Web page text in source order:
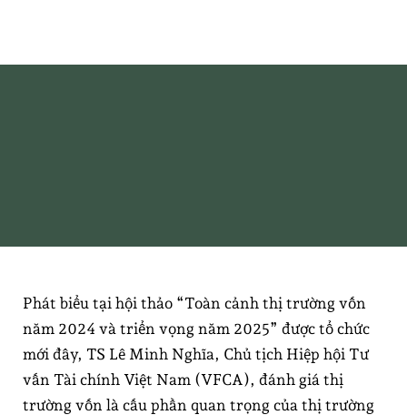
hòa, bền vững
Phát biểu tại hội thảo “Toàn cảnh thị trường vốn
năm 2024 và triển vọng năm 2025” được tổ chức
mới đây, TS Lê Minh Nghĩa, Chủ tịch Hiệp hội Tư
vấn Tài chính Việt Nam (VFCA), đánh giá thị
trường vốn là cấu phần quan trọng của thị trường